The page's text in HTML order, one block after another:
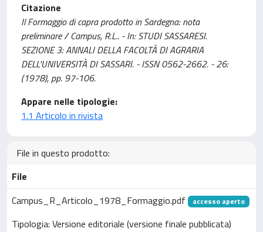
Citazione
Il Formaggio di capra prodotto in Sardegna: nota
preliminare / Campus, R.L.. - In: STUDI SASSARESI.
SEZIONE 3: ANNALI DELLA FACOLTÀ DI AGRARIA
DELL'UNIVERSITÀ DI SASSARI. - ISSN 0562-2662. - 26:
(1978), pp. 97-106.
Appare nelle tipologie:
1.1 Articolo in rivista
File in questo prodotto:
File
Campus_R_Articolo_1978_Formaggio.pdf
accesso aperto
Tipologia: Versione editoriale (versione finale pubblicata)